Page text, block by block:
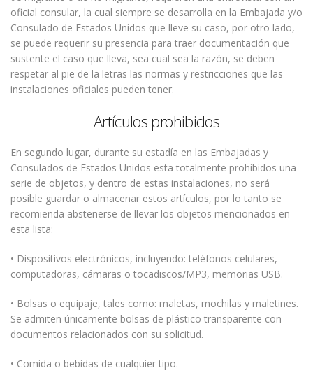
oficial consular, la cual siempre se desarrolla en la Embajada y/o
Consulado de Estados Unidos que lleve su caso, por otro lado,
se puede requerir su presencia para traer documentación que
sustente el caso que lleva, sea cual sea la razón, se deben
respetar al pie de la letras las normas y restricciones que las
instalaciones oficiales pueden tener.
Artículos prohibidos
En segundo lugar, durante su estadía en las Embajadas y
Consulados de Estados Unidos esta totalmente prohibidos una
serie de objetos, y dentro de estas instalaciones, no será
posible guardar o almacenar estos artículos, por lo tanto se
recomienda abstenerse de llevar los objetos mencionados en
esta lista:
• Dispositivos electrónicos, incluyendo: teléfonos celulares,
computadoras, cámaras o tocadiscos/MP3, memorias USB.
• Bolsas o equipaje, tales como: maletas, mochilas y maletines.
Se admiten únicamente bolsas de plástico transparente con
documentos relacionados con su solicitud.
• Comida o bebidas de cualquier tipo.